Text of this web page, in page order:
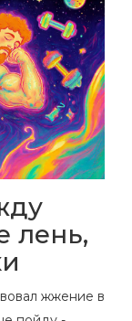
лень,
жжение в